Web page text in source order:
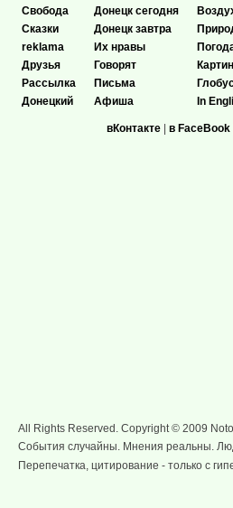
Свобода
Сказки
reklama
Друзья
Рассылка
Донецкий
Донецк сегодня
Донецк завтра
Их нравы
Говорят
Письма
Афиша
In
вКонтакте в FaceBook
All Rights Reserved. Copyright © 2009
События случайны. Мнения реальны.
Перепечатка, цитирование - только с